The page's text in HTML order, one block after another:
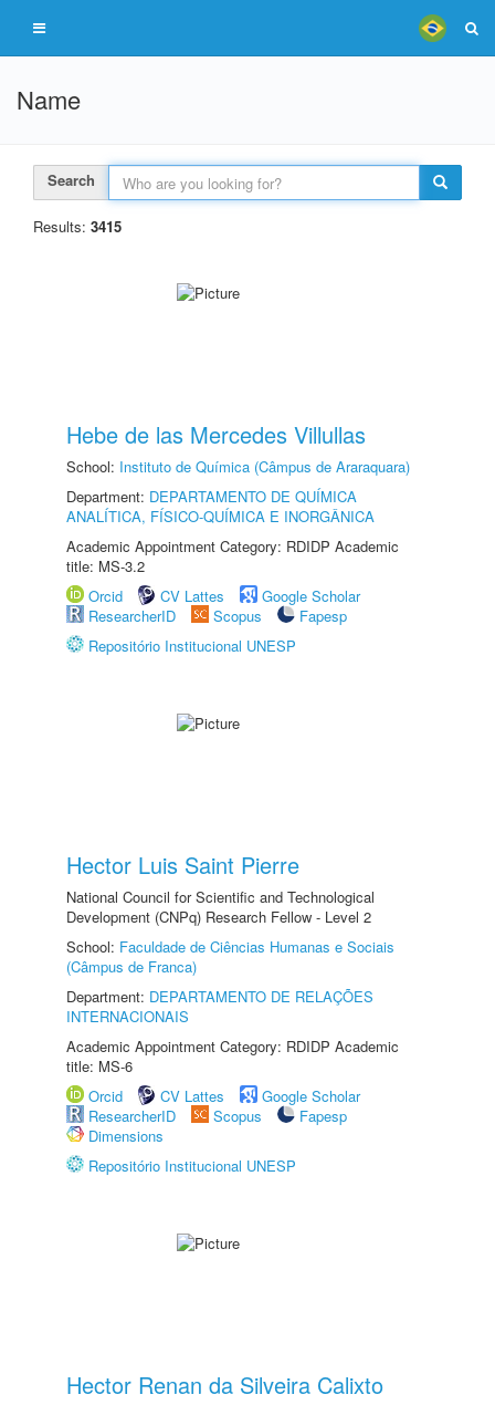
Name
Search
Results: 3415
Hebe de las Mercedes Villullas
School: Instituto de Química (Câmpus de Araraquara)
Department: DEPARTAMENTO DE QUÍMICA
ANALÍTICA, FÍSICO-QUÍMICA E INORGÂNICA
Academic Appointment Category: RDIDP Academic
title: MS-3.2
Orcid
CV Lattes
Google Scholar
ResearcherID
Scopus
Fapesp
Repositório Institucional UNESP
Hector Luis Saint Pierre
National Council for Scientific and Technological
Development (CNPq) Research Fellow - Level 2
School: Faculdade de Ciências Humanas e Sociais
(Câmpus de Franca)
Department: DEPARTAMENTO DE RELAÇÕES
INTERNACIONAIS
Academic Appointment Category: RDIDP Academic
title: MS-6
Orcid
CV Lattes
Google Scholar
ResearcherID
Scopus
Fapesp
Dimensions
Repositório Institucional UNESP
Hector Renan da Silveira Calixto